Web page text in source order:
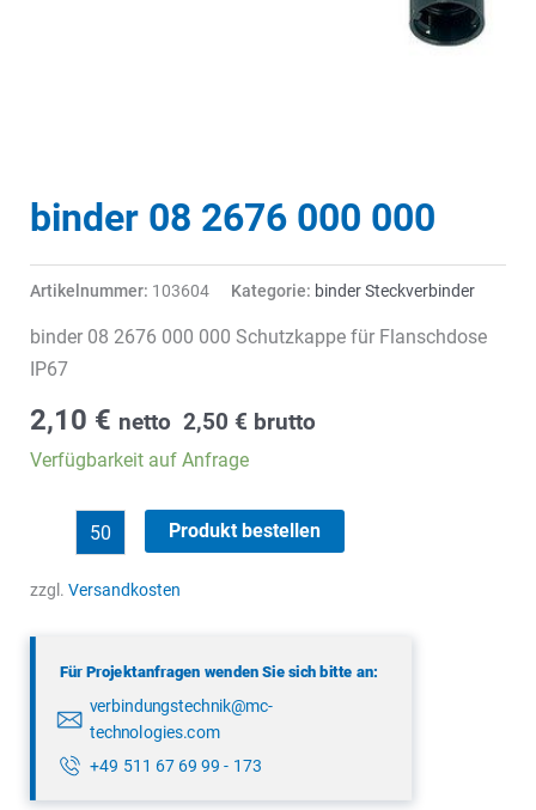
binder 08 2676 000 000
Artikelnummer: 103604 Kategorie: binder Steckverbinder
binder 08 2676 000 000 Schutzkappe für Flanschdose
IP67
2,10 € netto 2,50 € brutto
Verfügbarkeit auf Anfrage
2676
Produkt bestellen
zzgl. Versandkosten
Für Projektanfragen wenden Sie sich bitte an:
verbindungstechnik@mc-
technologies.com
+49 511 67 69 99 - 173